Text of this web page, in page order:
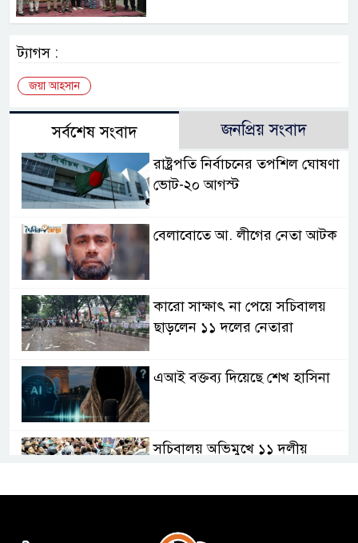
ট্যাগস :
জয়া আহসান
সর্বশেষ সংবাদ জনপ্রিয় সংবাদ
রাষ্ট্রপতি নির্বাচনের তপশিল ঘোষণা
ভোট-২০ আগস্ট
বেলাবোতে আ. লীগের নেতা আটক
কারো সাক্ষাৎ না পেয়ে সচিবালয়
ছাড়লেন ১১ দলের নেতারা
এআই বক্তব্য দিয়েছে শেখ হাসিনা
সচিবালয় অভিমুখে ১১ দলীয়
পুলিশ
হাসিনাকে সংবাদমাধ্যমে কথা বলার